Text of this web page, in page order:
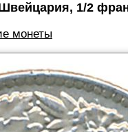
1/2
монеты